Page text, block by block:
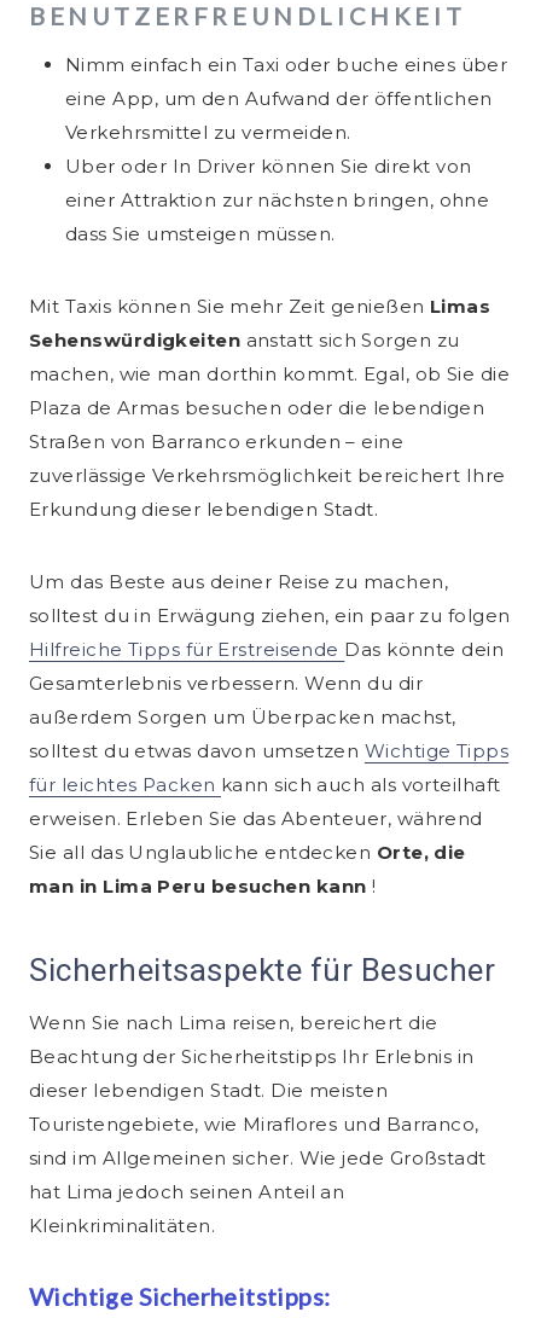
BENUTZERFREUNDLICHKEIT
Nimm einfach ein Taxi oder buche eines über
eine App, um den Aufwand der öffentlichen
Verkehrsmittel zu vermeiden.
Uber oder In Driver können Sie direkt von
einer Attraktion zur nächsten bringen, ohne
dass Sie umsteigen müssen.
Mit Taxis können Sie mehr Zeit genießen Limas
Sehenswürdigkeiten anstatt sich Sorgen zu
machen, wie man dorthin kommt. Egal, ob Sie die
Plaza de Armas besuchen oder die lebendigen
Straßen von Barranco erkunden – eine
zuverlässige Verkehrsmöglichkeit bereichert Ihre
Erkundung dieser lebendigen Stadt.
Um das Beste aus deiner Reise zu machen,
solltest du in Erwägung ziehen, ein paar zu folgen
Hilfreiche Tipps für Erstreisende Das könnte dein
Gesamterlebnis verbessern. Wenn du dir
außerdem Sorgen um Überpacken machst,
solltest du etwas davon umsetzen Wichtige Tipps
für leichtes Packen kann sich auch als vorteilhaft
erweisen. Erleben Sie das Abenteuer, während
Sie all das Unglaubliche entdecken Orte, die
man in Lima Peru besuchen kann !
Sicherheitsaspekte für Besucher
Wenn Sie nach Lima reisen, bereichert die
Beachtung der Sicherheitstipps Ihr Erlebnis in
dieser lebendigen Stadt. Die meisten
Touristengebiete, wie Miraflores und Barranco,
sind im Allgemeinen sicher. Wie jede Großstadt
hat Lima jedoch seinen Anteil an
Kleinkriminalitäten.
Wichtige Sicherheitstipps: